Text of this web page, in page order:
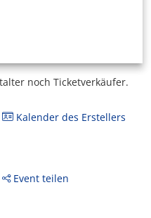
noch Ticketverkäufer.
Kalender des Erstellers
Event teilen